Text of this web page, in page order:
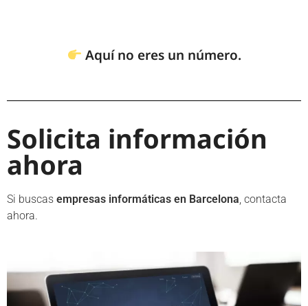
Aquí no eres un número.
Solicita información
ahora
Si buscas empresas informáticas en Barcelona, contacta
ahora.